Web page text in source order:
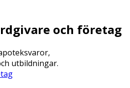
och företag
utbildningar.